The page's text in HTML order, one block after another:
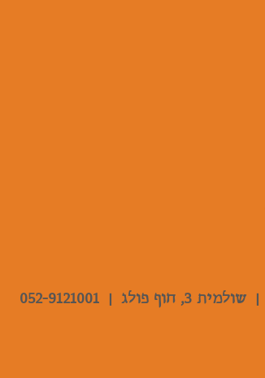
שולמית 3, חוף פולג | 052-9121001 |